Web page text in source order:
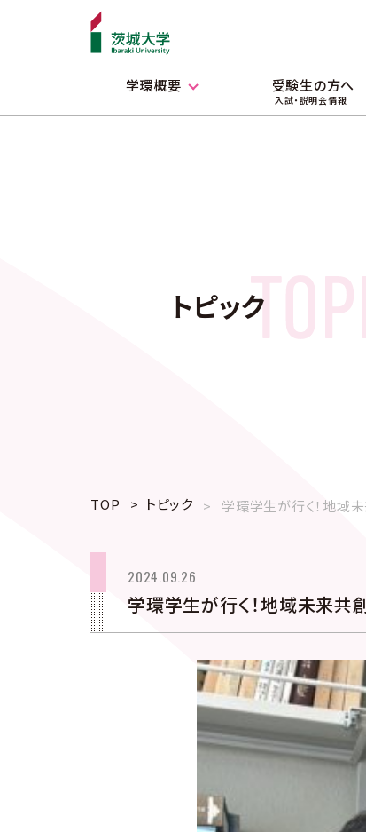
学環概要 受験生の方へ
入試・説明会情報
トピック
TOP トピック 学環学生が行く！地
2024.09.26
学環学生が行く！地域未来